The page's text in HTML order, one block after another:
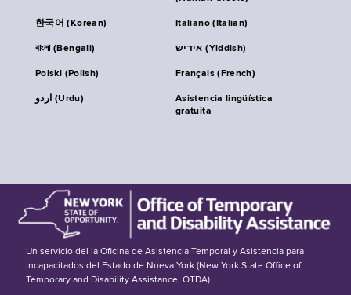
한국어 (Korean) Italiano (Italian)
বাংলা (Bengali) אידיש (Yiddish)
Polski (Polish) Français (French)
اردو (Urdu)
Asistencia lingüística
gratuita
Un servicio del la Oficina de Asistencia Temporal y Asistencia para
Incapacitados del Estado de Nueva York (New York State Office of
Temporary and Disability Assistance, OTDA).